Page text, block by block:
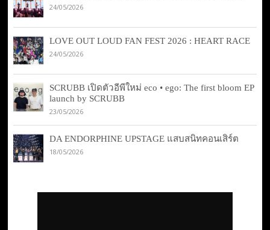
24/05/2026
LOVE OUT LOUD FAN FEST 2026 : HEART RACE
24/05/2026
SCRUBB เปิดตัวอีพีใหม่ eco • ego: The first bloom EP
launch by SCRUBB
23/05/2026
DA ENDORPHINE UPSTAGE แสบสนิทคอนเสิร์ต
18/05/2026